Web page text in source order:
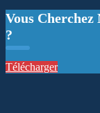
Vous
?
Télécharger